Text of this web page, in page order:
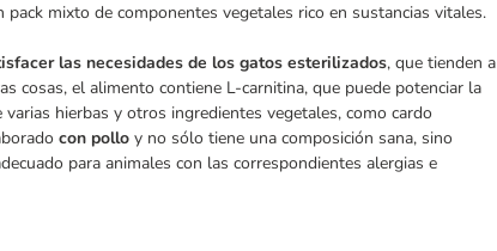
pack mixto de componentes vegetales rico en sustancias vitales.
las necesidades de los gatos esterilizados, que tienden a
cosas, el alimento contiene L-carnitina, que puede potenciar la
hierbas y otros ingredientes vegetales, como cardo
con pollo y no sólo tiene una composición sana, sino
para animales con las correspondientes alergias e